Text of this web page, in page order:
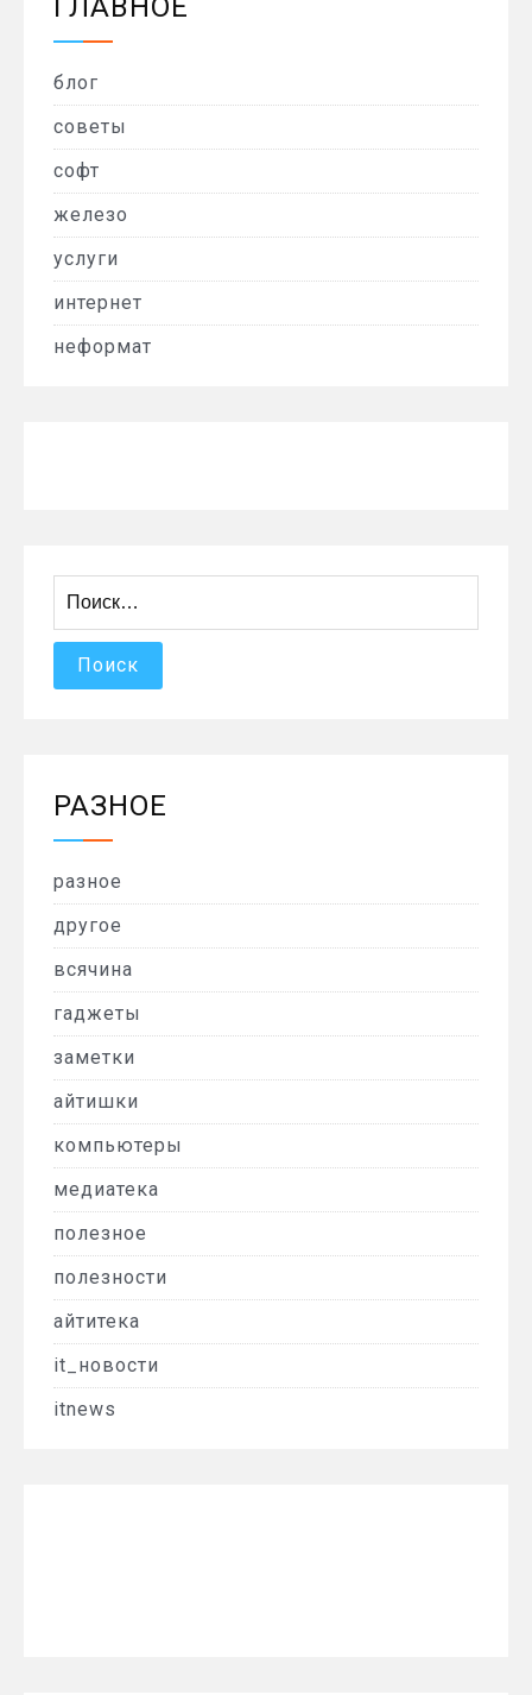
ГЛАВНОЕ
блог
советы
софт
железо
услуги
интернет
неформат
РАЗНОЕ
разное
другое
всячина
гаджеты
заметки
айтишки
компьютеры
медиатека
полезное
полезности
айтитека
it_новости
itnews